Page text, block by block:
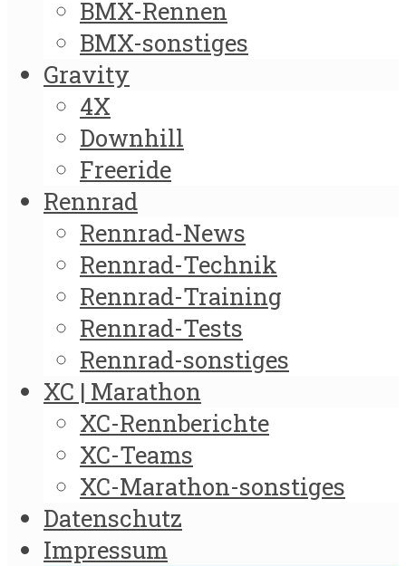
BMX-Rennen
BMX-sonstiges
Gravity
4X
Downhill
Freeride
Rennrad
Rennrad-News
Rennrad-Technik
Rennrad-Training
Rennrad-Tests
Rennrad-sonstiges
XC | Marathon
XC-Rennberichte
XC-Teams
XC-Marathon-sonstiges
Datenschutz
Impressum